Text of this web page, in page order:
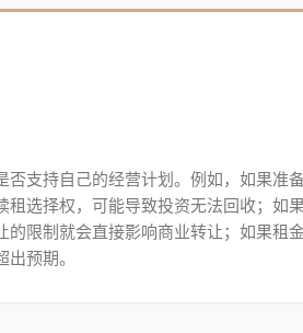
否支持自己的经营计划。例如，如果准
租选择权，可能导致投资无法回收；如果
的限制就会直接影响商业转让；如果租
预期。